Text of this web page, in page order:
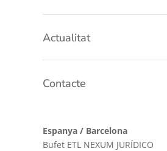
Actualitat
Contacte
Espanya / Barcelona
Bufet ETL NEXUM JURÍDICO